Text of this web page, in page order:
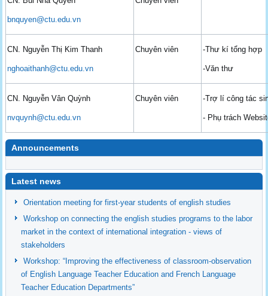
bnquyen@ctu.edu.vn
CN. Nguyễn Thị Kim Thanh
nghoaithanh@ctu.edu.vn
Chuyên viên -Thư kí tổng hợp
-Văn thư
CN. Nguyễn Vân Quỳnh
nvquynh@ctu.edu.vn
Chuyên viên -Trợ lí công tác
- Phụ trách
Announcements
Latest news
Orientation meeting for first-year students of english studies
Workshop on connecting the english studies programs to the labor
market in the context of international integration - views of
stakeholders
Workshop: “Improving the effectiveness of classroom-observation
of English Language Teacher Education and French Language
Teacher Education Departments”